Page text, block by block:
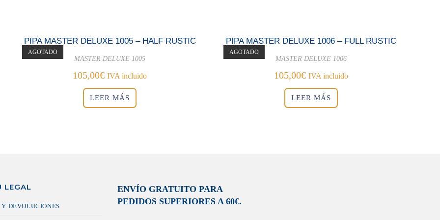
AGOTADO
PIPA MASTER DELUXE 1005 – HALF RUSTIC
MASTER DELUXE 1005
105,00€ IVA incluido
LEER MÁS
AGOTADO
PIPA MASTER DELUXE 1006 – FULL RUSTIC
MASTER DELUXE 1006
105,00€ IVA incluido
LEER MÁS
LEGAL
DEVOLUCIONES
ENVÍO GRATUITO PARA
PEDIDOS SUPERIORES A 60€.